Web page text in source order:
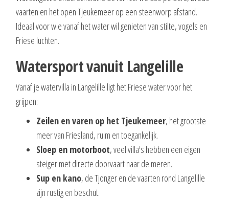
vaarten en het open Tjeukemeer op een steenworp afstand.
Ideaal voor wie vanaf het water wil genieten van stilte, vogels en
Friese luchten.
Watersport vanuit Langelille
Vanaf je watervilla in Langelille ligt het Friese water voor het
grijpen:
Zeilen en varen op het Tjeukemeer, het grootste
meer van Friesland, ruim en toegankelijk.
Sloep en motorboot, veel villa's hebben een eigen
steiger met directe doorvaart naar de meren.
Sup en kano, de Tjonger en de vaarten rond Langelille
zijn rustig en beschut.